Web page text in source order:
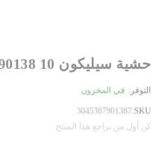
حشية سيليكون 10 18L 790138
التوفر: في المخزون
SKU
3045387901387
كن أول من يراجع هذا المنتج